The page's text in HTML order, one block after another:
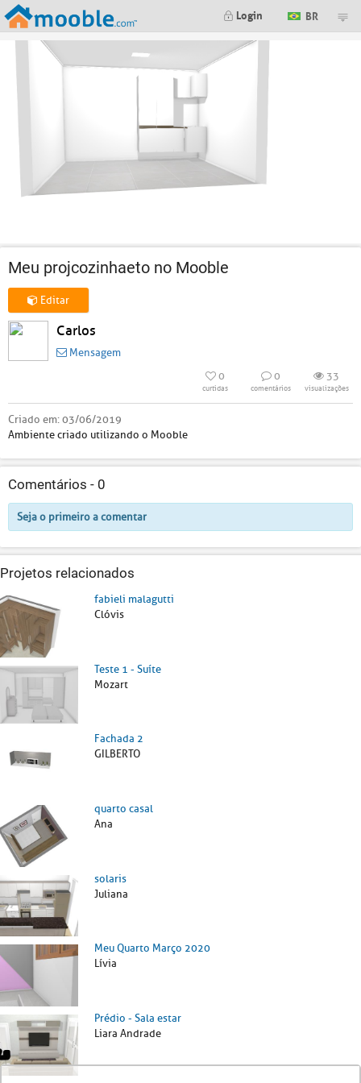
Login BR
Meu projcozinhaeto no Mooble
Editar
Carlos
Mensagem
0
curtidas
0
comentários
33
visualizações
Criado em:03/06/2019
Ambiente criado utilizando o Mooble
Comentários - 0
Seja o primeiro a comentar
Projetos relacionados
fabieli malagutti
Clóvis
Teste 1 - Suíte
Mozart
Fachada 2
GILBERTO
quarto casal
Ana
solaris
Juliana
Meu Quarto Março 2020
Lívia
Prédio - Sala estar
Liara Andrade